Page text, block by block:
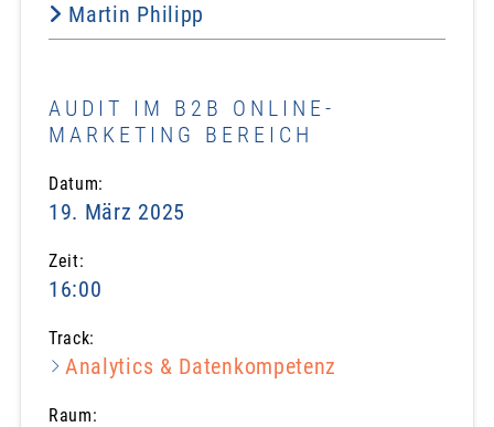
Martin Philipp
AUDIT IM B2B ONLINE-
MARKETING BEREICH
Datum:
19. März 2025
Zeit:
16:00
Track:
Analytics & Datenkompetenz
Raum: